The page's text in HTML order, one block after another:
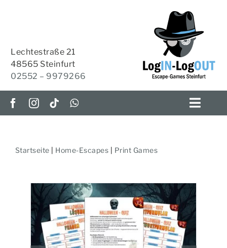
Lechtestraße 21
48565 Steinfurt
02552 – 9979266
OUTDOOR-ESCAPE
HOME-ESCAPES
KRIMI-TISCH
BUCHEN | PREISE
Startseite | Home-Escapes | Print Games